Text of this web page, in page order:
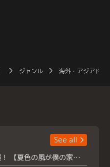
ジャンル 海外・アジアドラ
See all
浮所飛貴主演！ 【夏色の風が僕の家にやってきた】 本日よりテラサで独占配信スタート！